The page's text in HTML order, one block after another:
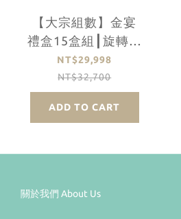
【大宗組數】金宴
禮盒15盒組┃旋轉木
馬點心坊
NT$29,998
NT$32,700
ADD TO CART
關於我們 About Us